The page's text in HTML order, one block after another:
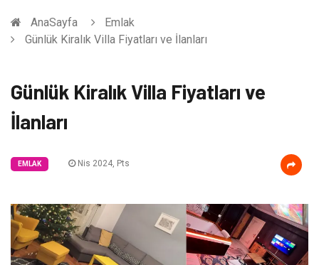
AnaSayfa
Emlak
Günlük Kiralık Villa Fiyatları ve İlanları
Günlük Kiralık Villa Fiyatları ve
İlanları
EMLAK Nis 2024, Pts